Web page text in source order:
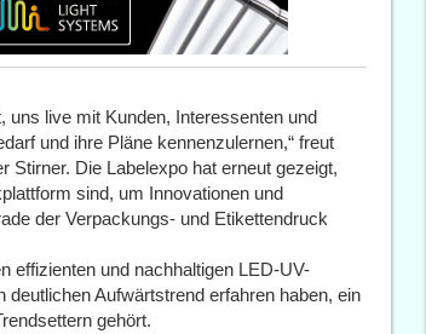
uns live mit Kunden, Interessenten und
und ihre Pläne kennenzulernen,“ freut
Stirner. Die Labelexpo hat erneut gezeigt,
sind, um Innovationen und
der Verpackungs- und Etikettendruck
effizienten und nachhaltigen LED-UV-
Aufwärtstrend erfahren haben, ein
gehört.